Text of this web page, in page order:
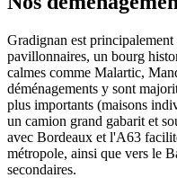
Gradignan est
pavillonnaires, un bourg
calmes comme Malartic,
déménagements y sont
plus importants (maisons
un camion grand gabarit et
avec Bordeaux et l'A63
métropole, ainsi que vers le
secondaires.